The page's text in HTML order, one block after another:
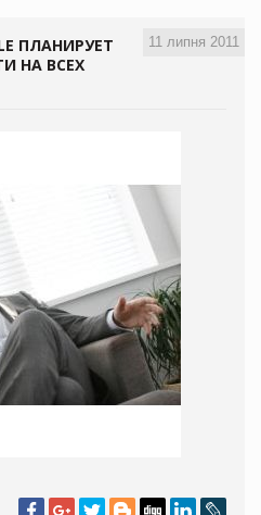
11 липня 2011
ПЛАНИРУЕТ
НА ВСЕХ